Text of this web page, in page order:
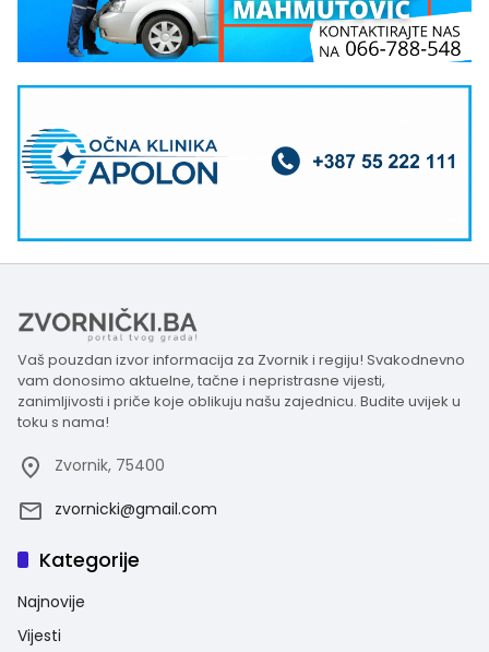
Vaš pouzdan izvor informacija za Zvornik i regiju! Svakodnevno
vam donosimo aktuelne, tačne i nepristrasne vijesti,
zanimljivosti i priče koje oblikuju našu zajednicu. Budite uvijek u
toku s nama!
Zvornik, 75400
zvornicki@gmail.com
Kategorije
Najnovije
Vijesti